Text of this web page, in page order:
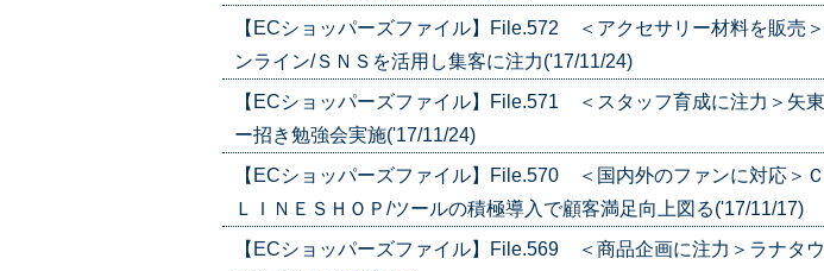
【ECショッパーズファイル】File.572 ＜アクセサリー材料を販売
ンライン/ＳＮＳを活用し集客に注力('17/11/24)
【ECショッパーズファイル】File.571 ＜スタッフ育成に注力＞矢
ー招き勉強会実施('17/11/24)
【ECショッパーズファイル】File.570 ＜国内外のファンに対応＞
ＬＩＮＥＳＨＯＰ/ツールの積極導入で顧客満足向上図る('17/11/17)
【ECショッパーズファイル】File.569 ＜商品企画に注力＞ラナタ